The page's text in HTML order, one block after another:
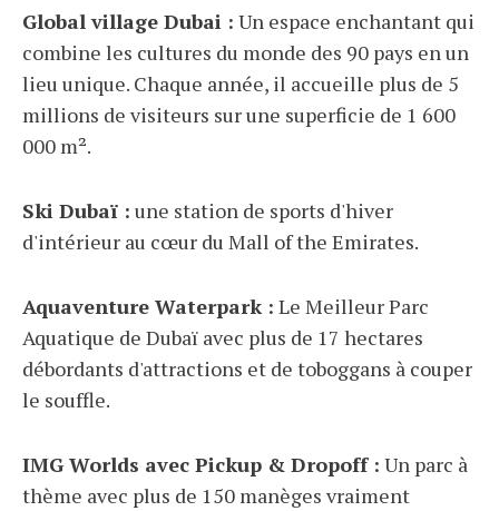
Global village Dubai : Un espace enchantant qui
combine les cultures du monde des 90 pays en un
lieu unique. Chaque année, il accueille plus de 5
millions de visiteurs sur une superficie de 1 600
000 m².
Ski Dubaï : une station de sports d'hiver
d'intérieur au cœur du Mall of the Emirates.
Aquaventure Waterpark : Le Meilleur Parc
Aquatique de Dubaï avec plus de 17 hectares
débordants d'attractions et de toboggans à couper
le souffle.
IMG Worlds avec Pickup & Dropoff : Un parc à
thème avec plus de 150 manèges vraiment